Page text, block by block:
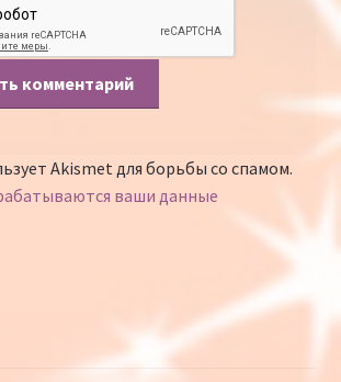
Akismet для борьбы со спамом.
ваши данные